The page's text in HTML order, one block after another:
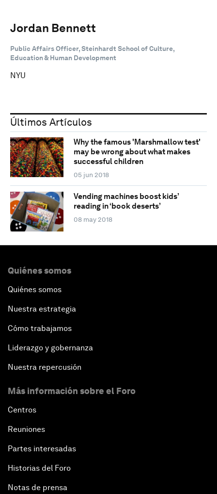
Jordan Bennett
Public Affairs Officer, Steinhardt School of Culture,
Education & Human Development
NYU
Últimos Artículos
Why the famous 'Marshmallow test'
may be wrong about what makes
successful children
05 jun 2018
Vending machines boost kids’
reading in ‘book deserts’
08 may 2018
Quiénes somos
Quiénes somos
Nuestra estrategia
Cómo trabajamos
Liderazgo y gobernanza
Nuestra repercusión
Más información sobre el Foro
Centros
Reuniones
Partes interesadas
Historias del Foro
Notas de prensa